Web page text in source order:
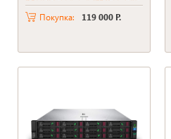
RAID p440ar, 2048Mb 2xPSU
Покупка: 119 000 Р.